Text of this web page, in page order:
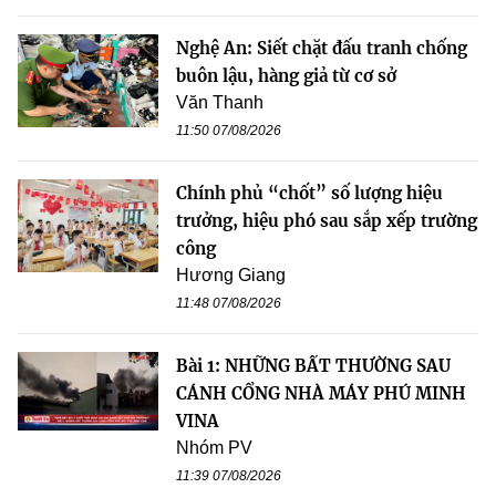
Nghệ An: Siết chặt đấu tranh chống
buôn lậu, hàng giả từ cơ sở
Văn Thanh
11:50 07/08/2026
Chính phủ “chốt” số lượng hiệu
trưởng, hiệu phó sau sắp xếp trường
công
Hương Giang
11:48 07/08/2026
Bài 1: NHỮNG BẤT THƯỜNG SAU
CÁNH CỔNG NHÀ MÁY PHÚ MINH
VINA
Nhóm PV
11:39 07/08/2026